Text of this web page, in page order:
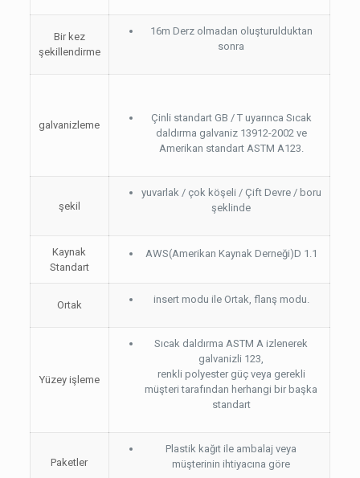
Bir kez
şekillendirme
16m Derz olmadan oluşturulduktan
sonra
galvanizleme
Çinli standart GB / T uyarınca Sıcak
daldırma galvaniz 13912-2002 ve
Amerikan standart ASTM A123.
şekil
yuvarlak / çok köşeli / Çift Devre / boru
şeklinde
Kaynak
Standart
AWS(Amerikan Kaynak Derneği)D 1.1
Ortak insert modu ile Ortak, flanş modu.
Yüzey işleme
Sıcak daldırma ASTM A izlenerek
galvanizli 123,
renkli polyester güç veya gerekli
müşteri tarafından herhangi bir başka
standart
Paketler
Plastik kağıt ile ambalaj veya
müşterinin ihtiyacına göre